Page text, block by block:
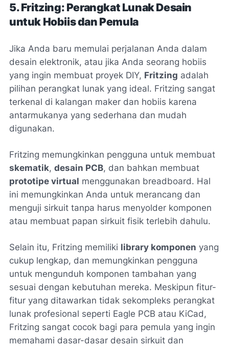
5. Fritzing: Perangkat Lunak Desain
untuk Hobiis dan Pemula
Jika Anda baru memulai perjalanan Anda dalam
desain elektronik, atau jika Anda seorang hobiis
yang ingin membuat proyek DIY, Fritzing adalah
pilihan perangkat lunak yang ideal. Fritzing sangat
terkenal di kalangan maker dan hobiis karena
antarmukanya yang sederhana dan mudah
digunakan.
Fritzing memungkinkan pengguna untuk membuat
skematik, desain PCB, dan bahkan membuat
prototipe virtual menggunakan breadboard. Hal
ini memungkinkan Anda untuk merancang dan
menguji sirkuit tanpa harus menyolder komponen
atau membuat papan sirkuit fisik terlebih dahulu.
Selain itu, Fritzing memiliki library komponen yang
cukup lengkap, dan memungkinkan pengguna
untuk mengunduh komponen tambahan yang
sesuai dengan kebutuhan mereka. Meskipun fitur-
fitur yang ditawarkan tidak sekompleks perangkat
lunak profesional seperti Eagle PCB atau KiCad,
Fritzing sangat cocok bagi para pemula yang ingin
memahami dasar-dasar desain sirkuit dan